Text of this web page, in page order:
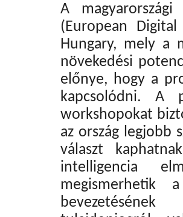
A
(European
Hungary, mely a
növekedési
előnye, hogy a
kapcsolódni. A
workshopokat
az ország legjobb
választ
intelligencia
megismerhetik